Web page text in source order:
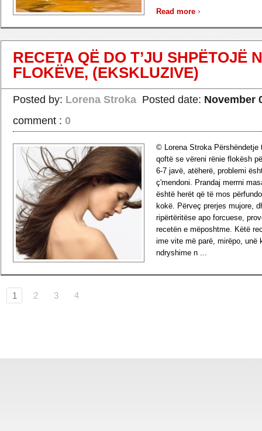
Read more ›
RECETA QË DO T’JU SHPËTOJË
FLOKËVE, (EKSKLUZIVE)
Posted by: Lorena Stroka Posted date: November
comment : 0
© Lorena Stroka Përshëndetje
qoftë se vëreni rënie flokësh
6-7 javë, atëherë, problemi
ç'mendoni. Prandaj merrni
është herët që të mos
kokë. Përveç prerjes mujore,
ripërtëritëse apo forcuese,
recetën e mëposhtme. Këtë
ime vite më parë, mirëpo, unë
ndryshime n ...
1 2 3 4